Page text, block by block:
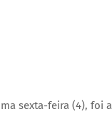
sexta-feira (4), foi